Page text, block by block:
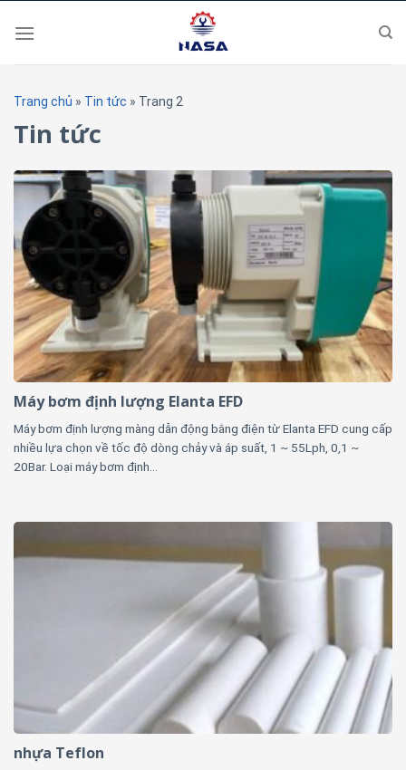
Trang chủ » Tin tức » Trang 2
Tin tức
Máy bơm định lượng Elanta EFD
Máy bơm định lượng màng dẫn động bằng điện từ Elanta EFD cung cấp
nhiều lựa chọn về tốc độ dòng chảy và áp suất, 1 ~ 55Lph, 0,1 ~
20Bar. Loại máy bơm định...
nhựa Teflon